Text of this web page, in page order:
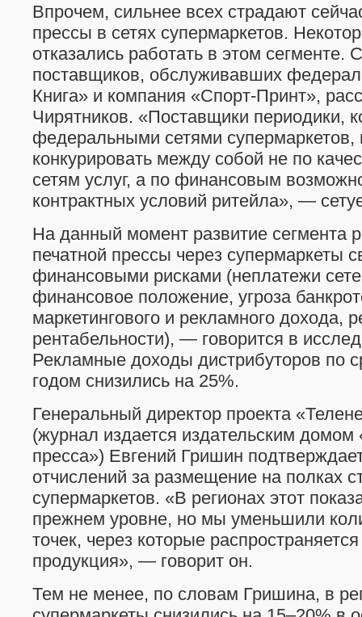
Впрочем, сильнее всех страдают
прессы в сетях супермаркетов.
отказались работать в этом сегменте.
поставщиков, обслуживавших
Книга» и компания «Спорт-Принт»,
Чирятников. «Поставщики периодики,
федеральными сетями
конкурировать между собой не по
сетям услуг, а по финансовым
контрактных условий ритейла», —
На данный момент развитие сегмента
печатной прессы через супермаркеты
финансовыми рисками (неплатежи
финансовое положение, угроза
маркетингового и рекламного дохода,
рентабельности), — говорится в
Рекламные доходы дистрибуторов по
годом снизились на 25%.
Генеральный директор проекта
(журнал издается издательским
пресса») Евгений Гришин
отчислений за размещение на полках
супермаркетов. «В регионах этот
прежнем уровне, но мы уменьшили
точек, через которые
продукция», — говорит он.
Тем не менее, по словам Гришина, в